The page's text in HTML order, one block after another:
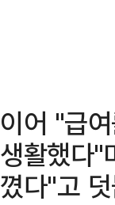
이어 "급
생활했다"
꼈다"고